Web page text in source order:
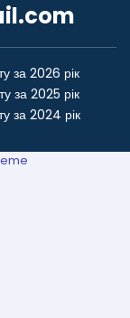
за 2026 рік
за 2025 рік
за 2024 рік